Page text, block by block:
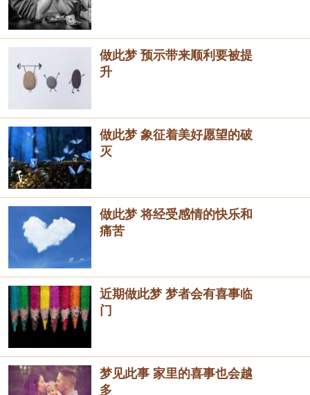
做此梦 预示带来顺利要被提
升
做此梦 象征着美好愿望的破
灭
做此梦 将经受感情的快乐和
痛苦
近期做此梦 梦者会有喜事临
门
梦见此事 家里的喜事也会越
多